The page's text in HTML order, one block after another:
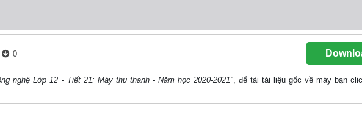
0
nghệ Lớp 12 - Tiết 21: Máy thu thanh - Năm học 2020-2021", để tải tài liệu gốc về máy bạn